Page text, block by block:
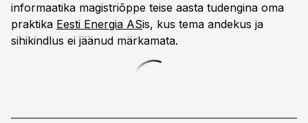
informaatika magistriõppe teise aasta tudengina oma
praktika Eesti Energia ASis, kus tema andekus ja
sihikindlus ei jäänud märkamata.